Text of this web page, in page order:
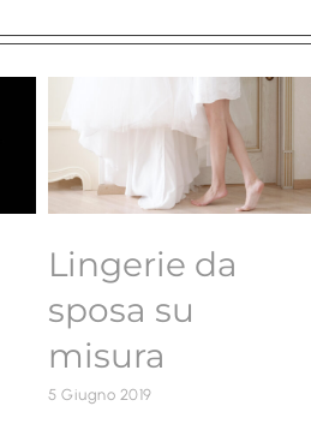
Lingerie da
sposa su
misura
5 Giugno 2019